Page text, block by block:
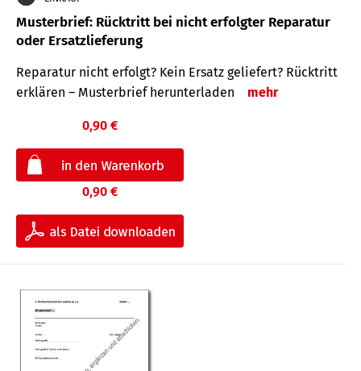
Musterbrief: Rücktritt bei nicht erfolgter Reparatur
oder Ersatzlieferung
Reparatur nicht erfolgt? Kein Ersatz geliefert? Rücktritt
erklären – Musterbrief herunterladen
mehr
0,90 €
0,90 €